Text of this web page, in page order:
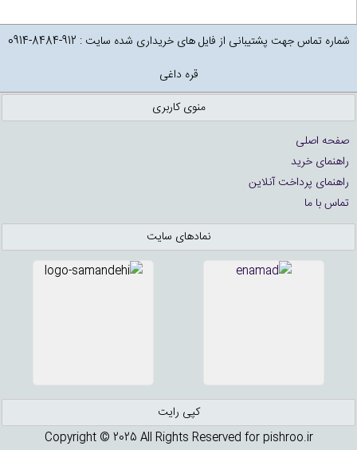
شماره تماس جهت پشتیبانی از فایل های خریداری شده سایت : 912-8484-0914
قره داغی
منوی کاربری
صفحه اصلی
راهنمای خرید
راهنمای پرداخت آنلاین
تماس با ما
نمادهای سایت
کپی رایت
Copyright © 2025 All Rights Reserved for pishroo.ir